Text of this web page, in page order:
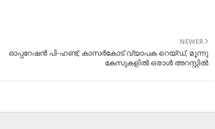
NEWER
ഓപ്പറേഷന്‍ പി-ഹണ്ട്; കാസര്‍കോട് വ്യാപക റെയ്ഡ്, മൂന്നു
കേസുകളില്‍ ഒരാള്‍ അറസ്റ്റില്‍